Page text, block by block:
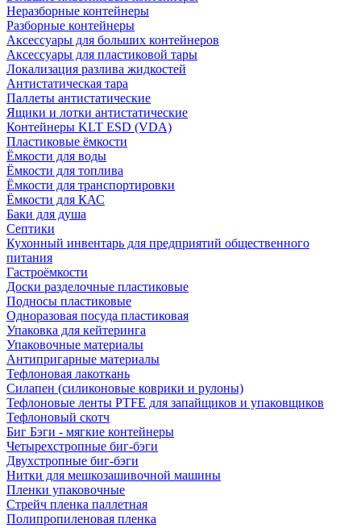
Неразборные контейнеры
Разборные контейнеры
Аксессуары для больших контейнеров
Аксессуары для пластиковой тары
Локализация разлива жидкостей
Антистатическая тара
Паллеты антистатические
Ящики и лотки антистатические
Контейнеры KLT ESD (VDA)
Пластиковые ёмкости
Ёмкости для воды
Ёмкости для топлива
Ёмкости для транспортировки
Ёмкости для КАС
Баки для душа
Септики
Кухонный инвентарь для предприятий общественного
питания
Гастроёмкости
Доски разделочные пластиковые
Подносы пластиковые
Одноразовая посуда пластиковая
Упаковка для кейтеринга
Упаковочные материалы
Антипригарные материалы
Тефлоновая лакоткань
Силапен (силиконовые коврики и рулоны)
Тефлоновые ленты PTFE для запайщиков и упаковщиков
Тефлоновый скотч
Биг Бэги - мягкие контейнеры
Четырехстропные биг-бэги
Двухстропные биг-бэги
Нитки для мешкозашивочной машины
Пленки упаковочные
Стрейч пленка паллетная
Полипропиленовая пленка